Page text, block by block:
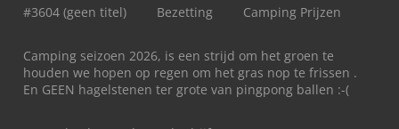
#3604 (geen titel) Bezetting Camping Prijzen
Camping seizoen 2026, is een strijd om het groen te
houden we hopen op regen om het gras nop te frissen .
En GEEN hagelstenen ter grote van pingpong ballen :-(